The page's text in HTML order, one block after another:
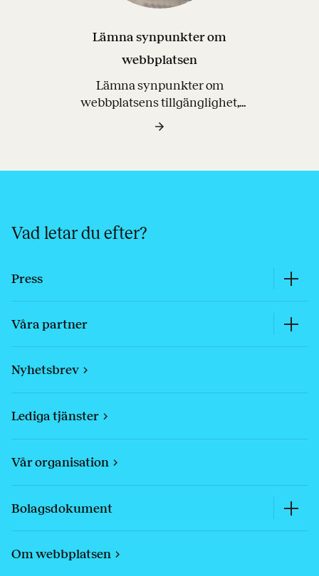
Lämna synpunkter om
webbplatsen
Lämna synpunkter om
webbplatsens tillgänglighet,
innehåll eller tekniska
Vad letar du efter?
Press
Våra partner
Nyhetsbrev
Lediga tjänster
Vår organisation
Bolagsdokument
Om webbplatsen